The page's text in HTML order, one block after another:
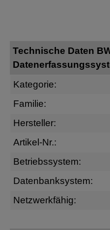
Technische Daten
Kategorie:
Familie:
Hersteller:
Artikel-Nr.:
Betriebssystem:
Datenbanksystem:
Netzwerkfähig: